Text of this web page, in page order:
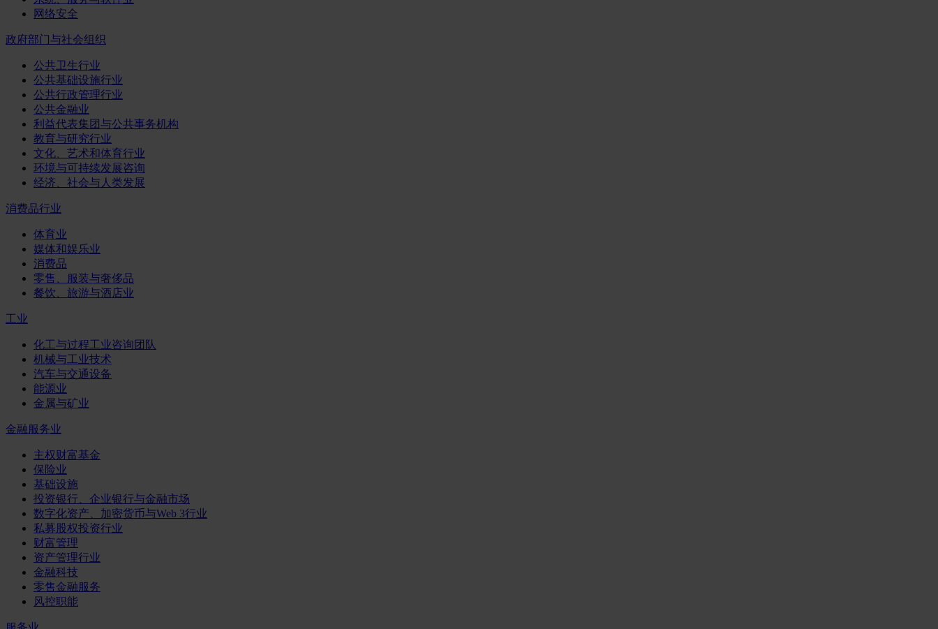
网络安全
政府部门与社会组织
公共卫生行业
公共基础设施行业
公共行政管理行业
公共金融业
利益代表集团与公共事务机构
教育与研究行业
文化、艺术和体育行业
环境与可持续发展咨询
经济、社会与人类发展
消费品行业
体育业
媒体和娱乐业
消费品
零售、服装与奢侈品
餐饮、旅游与酒店业
工业
化工与过程工业咨询团队
机械与工业技术
汽车与交通设备
能源业
金属与矿业
金融服务业
主权财富基金
保险业
基础设施
投资银行、企业银行与金融市场
数字化资产、加密货币与Web 3行业
私募股权投资行业
财富管理
资产管理行业
金融科技
零售金融服务
风控职能